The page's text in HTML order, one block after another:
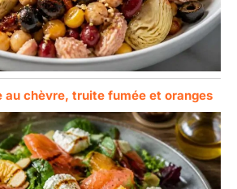
au chèvre, truite fumée et oranges